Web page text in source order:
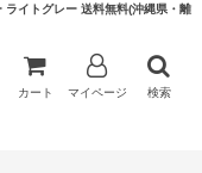
イトグレー 送料無料(沖縄県・離
カート マイページ 検索